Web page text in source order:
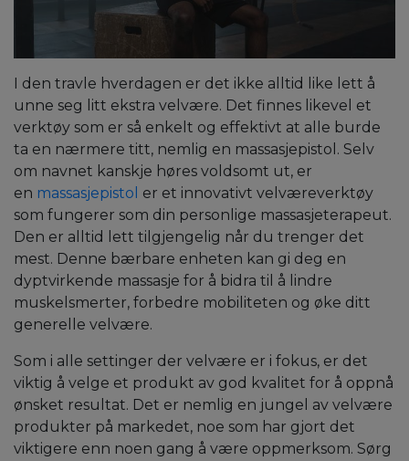
I den travle hverdagen er det ikke alltid like lett å
unne seg litt ekstra velvære. Det finnes likevel et
verktøy som er så enkelt og effektivt at alle burde
ta en nærmere titt, nemlig en massasjepistol. Selv
om navnet kanskje høres voldsomt ut, er
en massasjepistol er et innovativt velværeverktøy
som fungerer som din personlige massasjeterapeut.
Den er alltid lett tilgjengelig når du trenger det
mest. Denne bærbare enheten kan gi deg en
dyptvirkende massasje for å bidra til å lindre
muskelsmerter, forbedre mobiliteten og øke ditt
generelle velvære.
Som i alle settinger der velvære er i fokus, er det
viktig å velge et produkt av god kvalitet for å oppnå
ønsket resultat. Det er nemlig en jungel av velvære
produkter på markedet, noe som har gjort det
viktigere enn noen gang å være oppmerksom. Sørg